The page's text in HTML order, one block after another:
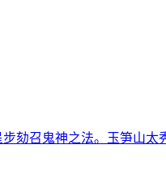
劾召鬼神之法。玉笋山太